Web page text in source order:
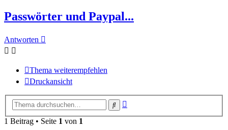
Passwörter und Paypal...
Antworten
Thema weiterempfehlen
Druckansicht
Suche
1 Beitrag • Seite 1 von 1